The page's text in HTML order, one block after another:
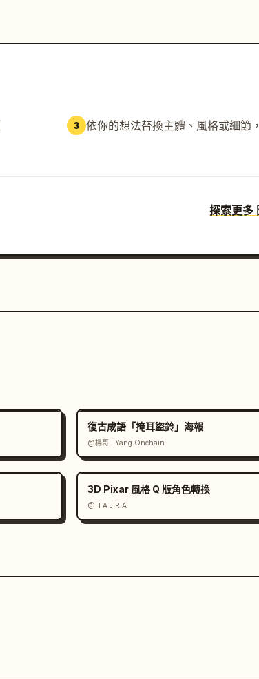
3 依你的想法替換主體、風格或細節
探索更多
復古成語「掩耳盜鈴」海報
@楊哥 | Yang Onchain
3D Pixar 風格 Q 版角色轉換
@H A J R A